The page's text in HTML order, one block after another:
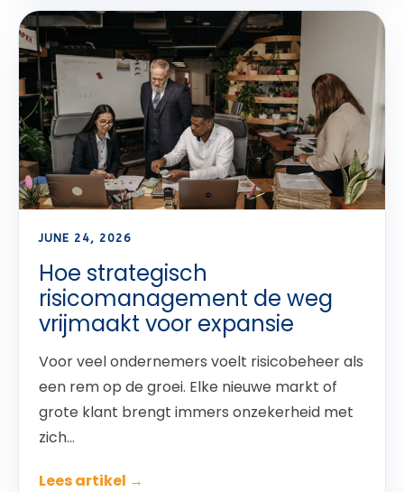
JUNE 24, 2026
Hoe strategisch
risicomanagement de weg
vrijmaakt voor expansie
Voor veel ondernemers voelt risicobeheer als
een rem op de groei. Elke nieuwe markt of
grote klant brengt immers onzekerheid met
zich...
Lees artikel →